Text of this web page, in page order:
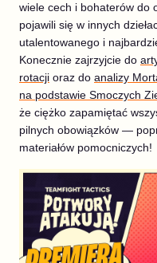
wiele cech i bohaterów do
pojawili się w innych
utalentowanego i
Konecznie zajrzyjcie do
rotacji oraz do analizy
na podstawie Smoczych
że ciężko zapamiętać
pilnych obowiązków —
materiałów pomocniczych!